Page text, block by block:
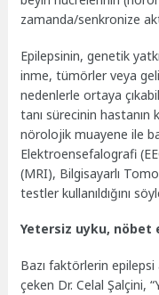
zamanda/senkronize
Epilepsinin, genetik
inme, tümörler veya
nedenlerle ortaya
tanı sürecinin
nörolojik muayene ile
Elektroensefalografi
(MRI), Bilgisayarlı
testler kullanıldığını
Yetersiz uyku, nöbet
Bazı faktörlerin
çeken Dr. Celal Şalçini,